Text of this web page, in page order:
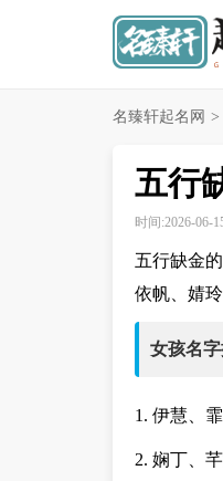
名臻轩起名网 >
五行
时间:2026-06-
五行缺金
依帆、婧
女孩名
1. 伊慧、
2. 娴丁、